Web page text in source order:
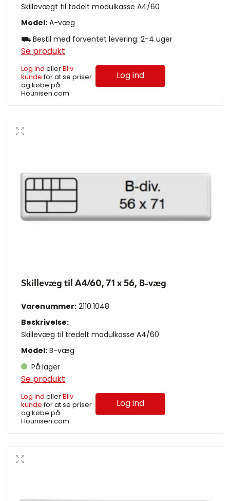
Skillevægt til todelt modulkasse A4/60
Model: A-væg
⛟ Bestil med forventet levering: 2-4 uger
Se produkt
Log ind ellerBliv
kundefor at se priser
og købe på
Hounisen.com
Log ind
Skillevæg til A4/60, 71 x 56, B-væg
Varenummer: 2110.1048
Beskrivelse:
Skillevæg til tredelt modulkasse A4/60
Model: B-væg
På lager
Se produkt
Log ind ellerBliv
kundefor at se priser
og købe på
Hounisen.com
Log ind